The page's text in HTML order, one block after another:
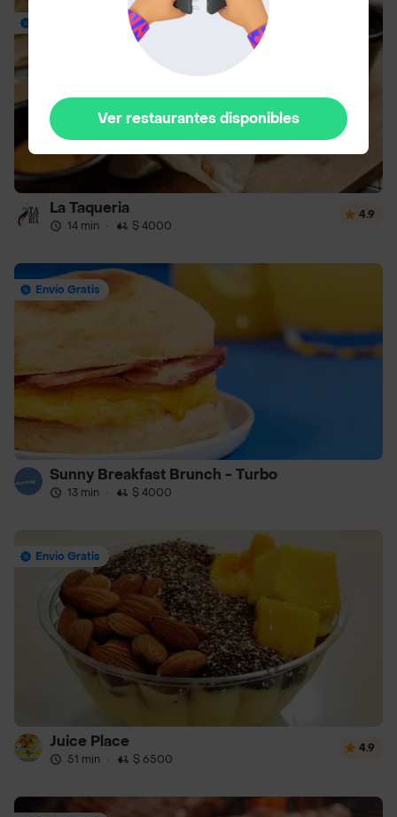
La Taqueria
14 min · $ 4000
4.9
Envío Gratis
Sunny Breakfast Brunch - Turbo
13 min · $ 4000
Envío Gratis
Juice Place
51 min · $ 6500
4.9
Ver restaurantes disponibles